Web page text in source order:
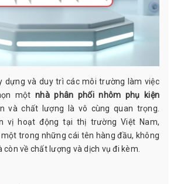
dựng và duy trì các môi trường làm việc
mộtnhà phân phối nhôm phụ kiện
và chất lượng là vô cùng quan trọng.
vị hoạt động tại thị trường Việt Nam,
một trong những cái tên hàng đầu, không
còn về chất lượng và dịch vụ đi kèm.